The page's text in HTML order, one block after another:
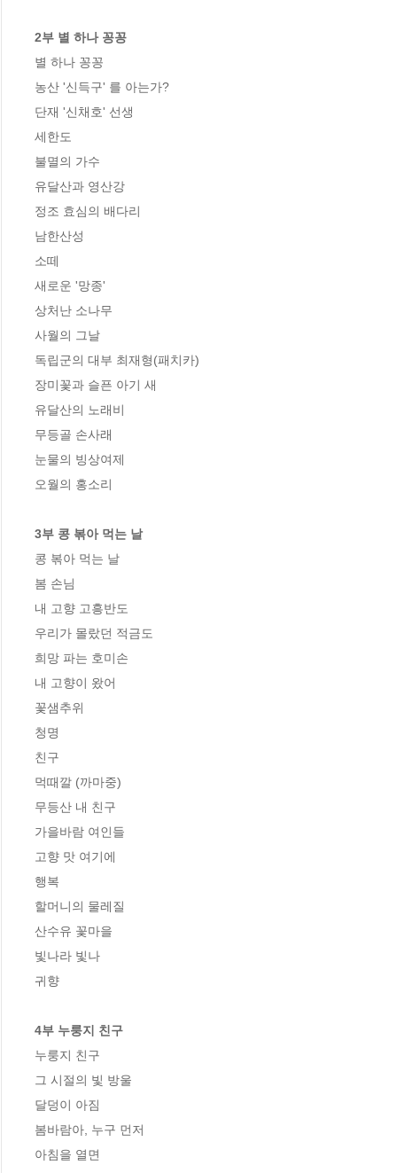
2부 별 하나 꽁꽁
별 하나 꽁꽁
농산 '신득구' 를 아는가?
단재 '신채호' 선생
세한도
불멸의 가수
유달산과 영산강
정조 효심의 배다리
남한산성
소떼
새로운 '망종'
상처난 소나무
사월의 그날
독립군의 대부 최재형(패치카)
장미꽃과 슬픈 아기 새
유달산의 노래비
무등골 손사래
눈물의 빙상여제
오월의 홍소리
3부 콩 볶아 먹는 날
콩 볶아 먹는 날
봄 손님
내 고향 고흥반도
우리가 몰랐던 적금도
희망 파는 호미손
내 고향이 왔어
꽃샘추위
청명
친구
먹때깔 (까마중)
무등산 내 친구
가을바람 여인들
고향 맛 여기에
행복
할머니의 물레질
산수유 꽃마을
빛나라 빛나
귀향
4부 누룽지 친구
누룽지 친구
그 시절의 빛 방울
달덩이 아짐
봄바람아, 누구 먼저
아침을 열면